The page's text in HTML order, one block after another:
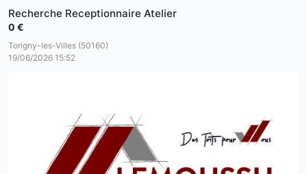
Recherche Receptionnaire Atelier
0 €
Torigny-les-Villes (50160)
19/06/2026 15:52